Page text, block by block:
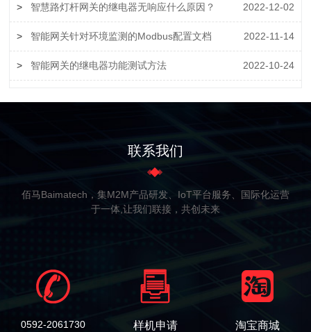
> 智慧路灯杆网关的继电器无响应什么原因？ 2022-12-02
> 智能网关针对环境监测的Modbus配置文档 2022-11-14
> 智能网关的继电器功能测试方法 2022-10-24
联系我们
佰马Baimatech，集M2M产品研发、IoT平台服务、国际化运营
于一体,让我们联接，共创未来
0592-2061730 样机申请 淘宝商城